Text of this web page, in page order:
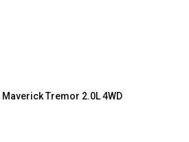
Tremor 2.0L 4WD